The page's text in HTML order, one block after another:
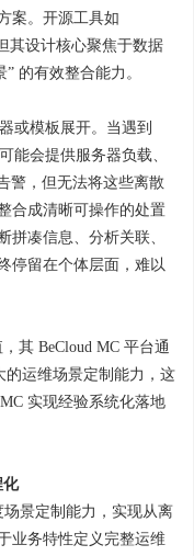
案。开源工具如
其设计核心聚焦于数据
的有效整合能力。
或模板展开。当遇到
能会提供服务器负载、
警，但无法将这些离散
合成清晰可操作的处置
拼凑信息、分析关联、
停留在个体层面，难以
其 BeCloud MC 平台通
的运维场景定制能力，这
实现经验系统化落地
场景定制能力，实现从离
业务特性定义完整运维